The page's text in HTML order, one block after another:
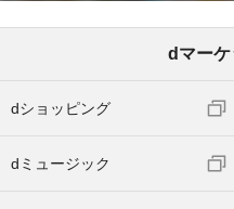
dマー
dショッピング
dミュージック